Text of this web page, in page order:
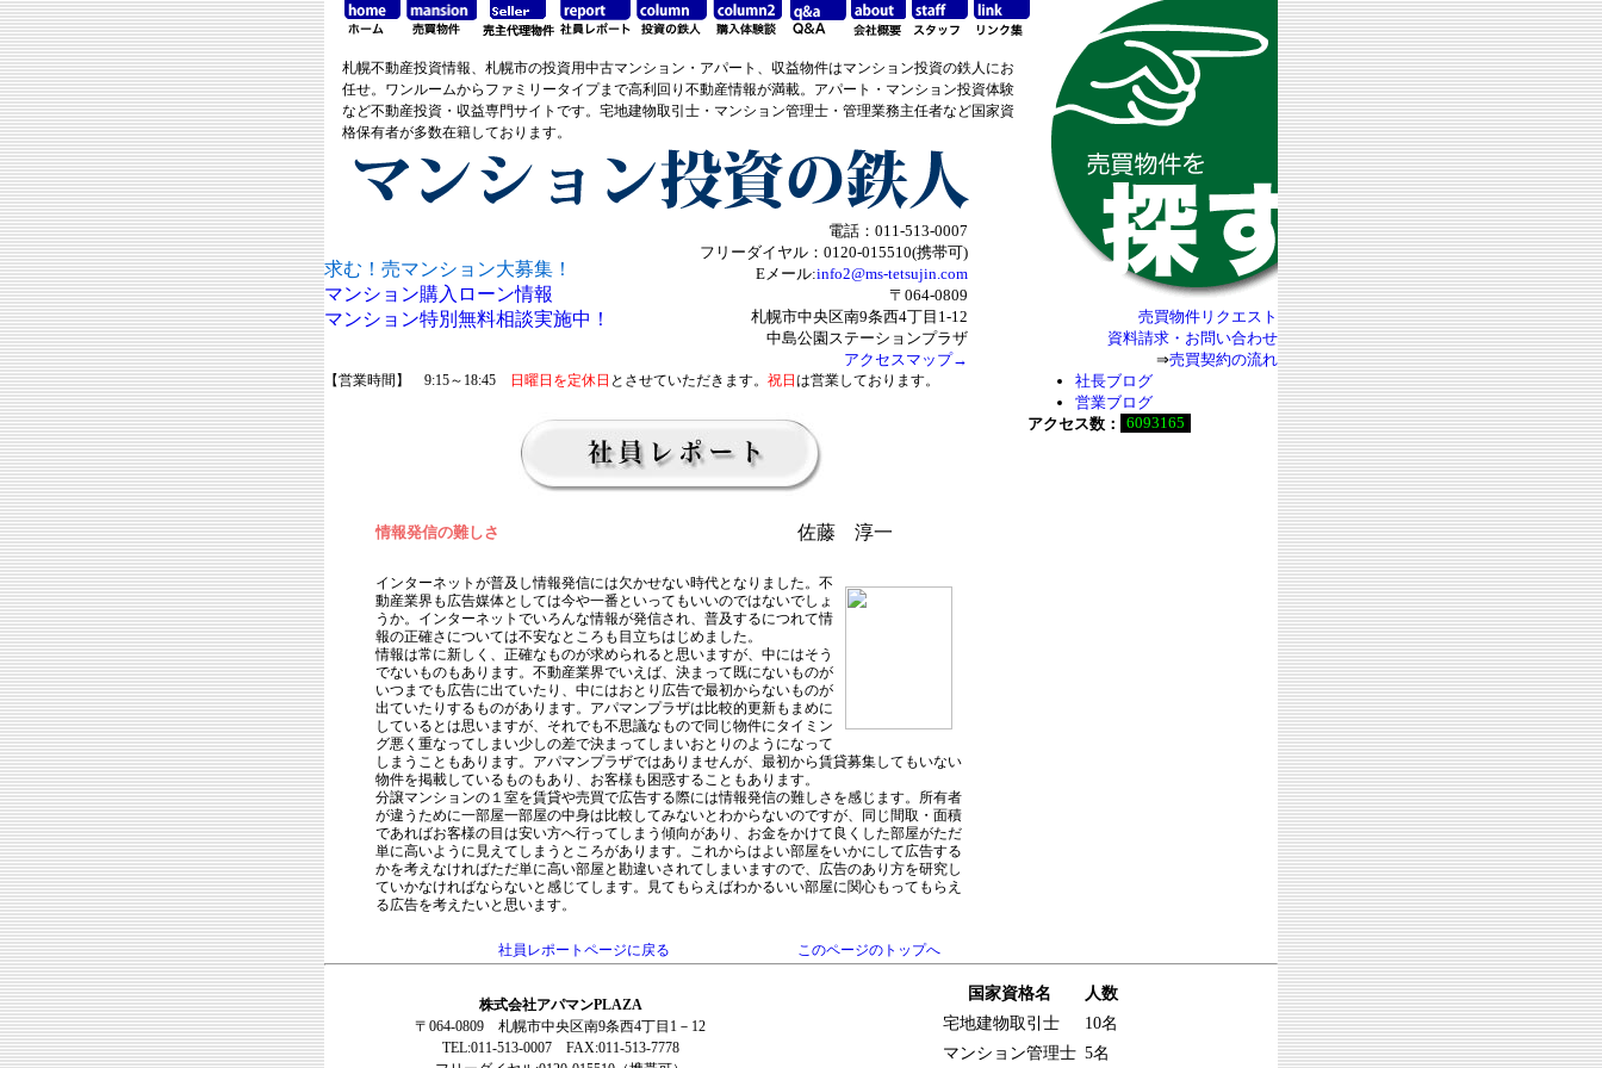
札幌不動産投資情報、札幌市の投資用中古マンション・アパート、収益物件はマンション投資の鉄人にお
任せ。ワンルームからファミリータイプまで高利回り不動産情報が満載。アパート・マンション投資体験
など不動産投資・収益専門サイトです。宅地建物取引士・マンション管理士・管理業務主任者など国家資
格保有者が多数在籍しております。
求む！売マンション大募集！
マンション購入ローン情報
マンション特別無料相談実施中！
電話：011-513-0007
フリーダイヤル：0120-015510(携帯可)
Eメール:info2@ms-tetsujin.com
〒064-0809
札幌市中央区南9条西4丁目1-12
中島公園ステーションプラザ
アクセスマップ→
【営業時間】 9:15～18:45 日曜日を定休日 とさせていただきます。 祝日 は営業しております。
情報発信の難しさ 佐藤 淳一
インターネットが普及し情報発信には欠かせない時代となりました。不
動産業界も広告媒体としては今や一番といってもいいのではないでしょ
うか。インターネットでいろんな情報が発信され、普及するにつれて情
報の正確さについては不安なところも目立ちはじめました。
情報は常に新しく、正確なものが求められると思いますが、中にはそう
でないものもあります。不動産業界でいえば、決まって既にないものが
いつまでも広告に出ていたり、中にはおとり広告で最初からないものが
出ていたりするものがあります。アパマンプラザは比較的更新もまめに
しているとは思いますが、それでも不思議なもので同じ物件にタイミン
グ悪く重なってしまい少しの差で決まってしまいおとりのようになって
しまうこともあります。アパマンプラザではありませんが、最初から賃貸募集してもいない
物件を掲載しているものもあり、お客様も困惑することもあります。
分譲マンションの１室を賃貸や売買で広告する際には情報発信の難しさを感じます。所有者
が違うために一部屋一部屋の中身は比較してみないとわからないのですが、同じ間取・面積
であればお客様の目は安い方へ行ってしまう傾向があり、お金をかけて良くした部屋がただ
単に高いように見えてしまうところがあります。これからはよい部屋をいかにして広告する
かを考えなければただ単に高い部屋と勘違いされてしまいますので、広告のあり方を研究し
ていかなければならないと感じてします。見てもらえばわかるいい部屋に関心もってもらえ
る広告を考えたいと思います。
社員レポートページに戻る このページのトップへ
売買物件リクエスト
資料請求・お問い合わせ
⇒売買契約の流れ
社長ブログ
営業ブログ
アクセス数：
6093165
株式会社アパマンPLAZA
〒064-0809 札幌市中央区南9条西4丁目1－12
TEL:011-513-0007 FAX:011-513-7778
国家資格名
人数
宅地建物取引士
10名
マンション管理士 5名